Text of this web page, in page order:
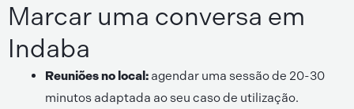
Marcar uma conversa em
Indaba
Reuniões no local:agendar uma sessão de 20-30
minutos adaptada ao seu caso de utilização.